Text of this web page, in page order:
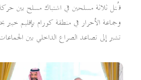
قُتل ثلاثة مسلحين في اشتباك مسلح بين
وجماعة الأحرار في منطقة كورام بإقليم خيبر
تشير إلى تصاعد الصراع الداخلي بين